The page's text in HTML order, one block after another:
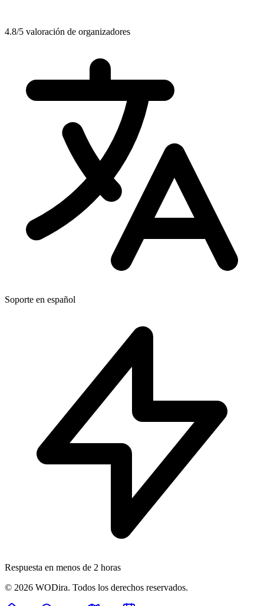
4.8/5 valoración de organizadores
Soporte en español
Respuesta en menos de 2 horas
© 2026 WODira. Todos los derechos reservados.